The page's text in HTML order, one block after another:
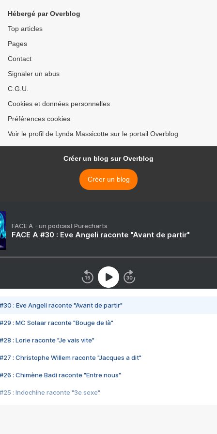
Hébergé par Overblog
Top articles
Pages
Contact
Signaler un abus
C.G.U.
Cookies et données personnelles
Préférences cookies
Voir le profil de Lynda Massicotte sur le portail Overblog
Créer un blog sur Overblog
Créer un blog
FACE A - un podcast Purecharts
FACE A #30 : Eve Angeli raconte "Avant de partir"
#30 : Eve Angeli raconte "Avant de partir"
#29 : MC Solaar raconte "Bouge de là"
#28 : Lorie raconte "Je vais vite"
#27 : Christophe Willem raconte "Jacques a dit"
#26 : Chimène Badi raconte "Entre nous"
#25 : Indochine raconte "3e sexe"